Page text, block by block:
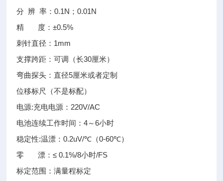
分 辨 率：0.1N；0.01N
精 度：±0.5%
刺针直径：1mm
支撑跨距：可调（长30厘米）
弯曲探头：直径5厘米或者定制
位移标尺（不是标配）
电源:充电电源：220V/AC
电池连续工作时间：4～6小时
稳定性:温漂：0.2uV/℃（0-60℃）
零 漂：≤ 0.1%/8小时/FS
标定范围：满量程标定